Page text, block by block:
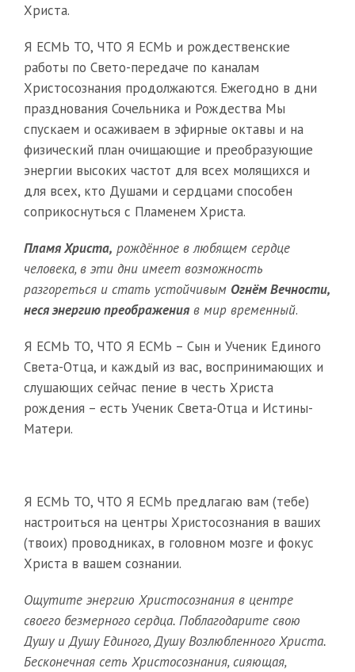
Христа.
Я ЕСМЬ ТО, ЧТО Я ЕСМЬ и рождественские
работы по Свето-передаче по каналам
Христосознания продолжаются. Ежегодно в дни
празднования Сочельника и Рождества Мы
спускаем и осаживаем в эфирные октавы и на
физический план очищающие и преобразующие
энергии высоких частот для всех молящихся и
для всех, кто Душами и сердцами способен
соприкоснуться с Пламенем Христа.
Пламя Христа, рождённое в любящем сердце
человека, в эти дни имеет возможность
разгореться и стать устойчивым Огнём Вечности,
неся энергию преображения в мир временный.
Я ЕСМЬ ТО, ЧТО Я ЕСМЬ – Сын и Ученик Единого
Света-Отца, и каждый из вас, воспринимающих и
слушающих сейчас пение в честь Христа
рождения – есть Ученик Света-Отца и Истины-
Матери.
Я ЕСМЬ ТО, ЧТО Я ЕСМЬ предлагаю вам (тебе)
настроиться на центры Христосознания в ваших
(твоих) проводниках, в головном мозге и фокус
Христа в вашем сознании.
Ощутите энергию Христосознания в центре
своего безмерного сердца. Поблагодарите свою
Душу и Душу Единого, Душу Возлюбленного Христа.
Бесконечная сеть Христосознания, сияющая,